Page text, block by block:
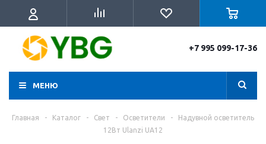
+7 995 099-17-36
МЕНЮ
Главная - Каталог - Свет - Осветители -
Надувной осветитель
12Вт Ulanzi UA12